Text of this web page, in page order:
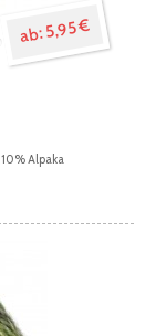
5,95 €
Alpaka